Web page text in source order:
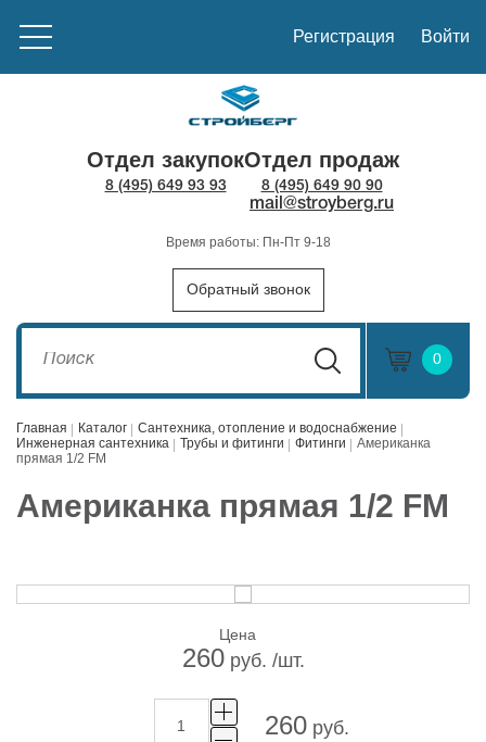
Регистрация Войти
Отдел закупок
8 (495) 649 93 93
Отдел продаж
8 (495) 649 90 90
mail@stroyberg.ru
Время работы: Пн-Пт 9-18
Обратный звонок
0
Главная Каталог
Сантехника, отопление и водоснабжение
Инженерная сантехника
Трубы и фитинги Фитинги
Американка
прямая 1/2 FM
Американка прямая 1/2 FM
Цена
260руб. /шт.
260руб.